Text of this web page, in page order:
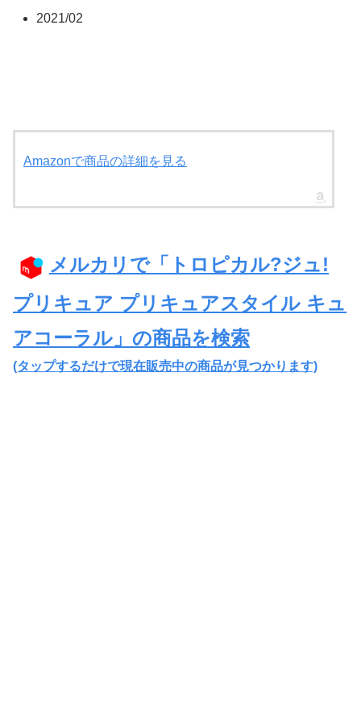
2021/02
Amazonで商品の詳細を見る
メルカリで「トロピカル?ジュ!
プリキュア プリキュアスタイル キュ
アコーラル」の商品を検索
(タップするだけで現在販売中の商品が見つかります)